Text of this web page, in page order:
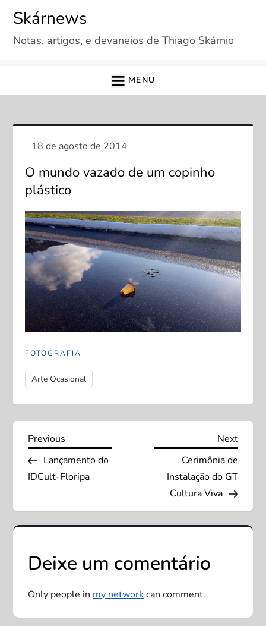
content
Skárnews
Notas, artigos, e devaneios de Thiago Skárnio
MENU
O mundo vazado de um copinho
plástico
FOTOGRAFIA
Arte Ocasional
N
a
e
g
a
ç
Previous
Post
Previous
Lançamento do
IDCult-Floripa
Next
Next
Cerimônia de
Instalação do GT
Cultura Viva
Deixe um comentário
Only people in my networkcan comment.